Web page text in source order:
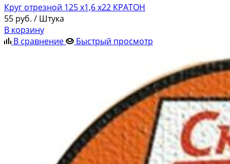
Круг отрезной 125 х1,6 х22 КРАТОН
55 руб. / Штука
В корзину
В сравнение
Быстрый просмотр